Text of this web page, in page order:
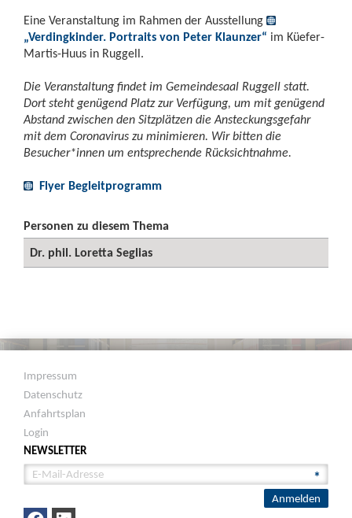
Eine Veranstaltung im Rahmen der Ausstellung
„Verdingkinder. Portraits von Peter Klaunzer“ im Küefer-
Martis-Huus in Ruggell.
Die Veranstaltung findet im Gemeindesaal Ruggell statt.
Dort steht genügend Platz zur Verfügung, um mit genügend
Abstand zwischen den Sitzplätzen die Ansteckungsgefahr
mit dem Coronavirus zu minimieren. Wir bitten die
Besucher*innen um entsprechende Rücksichtnahme.
Flyer Begleitprogramm
Personen zu diesem Thema
Dr. phil. Loretta Seglias
Impressum
Datenschutz
Anfahrtsplan
Login
NEWSLETTER